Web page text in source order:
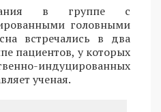
в группе с
головными
встречались в два
пациентов, у которых
индуцированных
ученая.